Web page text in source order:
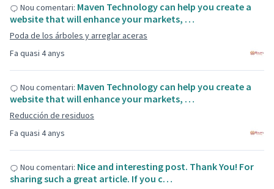
Fa quasi 4 anys
Nou comentari: Maven Technology can help you create a
website that will enhance your markets, …
Poda de los árboles y arreglar aceras
Fa quasi 4 anys
Nou comentari: Maven Technology can help you create a
website that will enhance your markets, …
Reducción de residuos
Nou comentari: Nice and interesting post. Thank You! For
sharing such a great article. If you c…